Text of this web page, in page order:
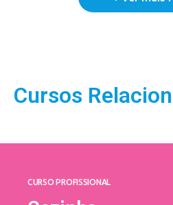
Cursos
CURSO PROFISSIONAL